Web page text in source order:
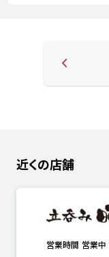
近くの店舗
営業時間 営業中